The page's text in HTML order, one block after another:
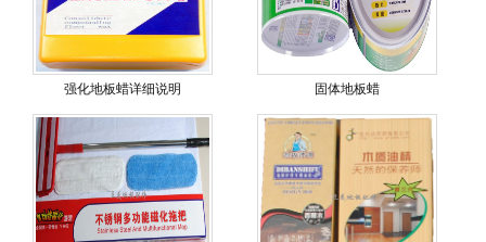
强化地板蜡详细说明 固体地板蜡